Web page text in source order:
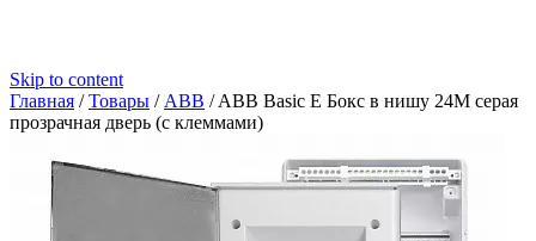
Skip to content
Главная /Товары / ABB /ABB Basic E Бокс в нишу 24М серая
прозрачная дверь (c клеммами)